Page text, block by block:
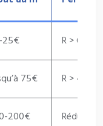
25€ R > 6
75€ R > 4,5
200€